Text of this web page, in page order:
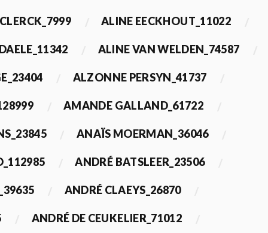
ALINE EECKHOUT_11022
ALINE VAN WELDEN_74587
ALZONNE PERSYN_41737
AMANDE GALLAND_61722
ANAÏS MOERMAN_36046
ANDRÉ BATSLEER_23506
ANDRÉ CLAEYS_26870
ANDRÉ DE CEUKELIER_71012